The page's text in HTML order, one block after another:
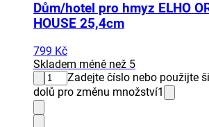
Dům/hotel pro hmyz ELHO
HOUSE 25,4cm
799 Kč
Skladem méně než 5
Zadejte číslo nebo použijte
dolů pro změnu množství1